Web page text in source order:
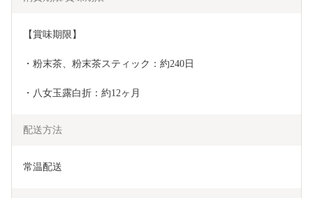
【賞味期限】
・粉末茶、粉末茶スティック：約240日
・八女玉露白折：約12ヶ月
配送方法
常温配送